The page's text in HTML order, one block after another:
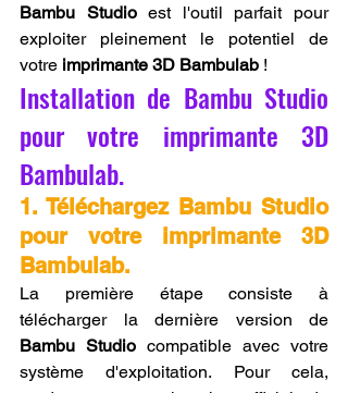
Bambu Studio est l'outil parfait pour
exploiter pleinement le potentiel de
votre imprimante 3D Bambulab !
Installation de Bambu Studio
pour votre imprimante 3D
Bambulab.
1. Téléchargez Bambu Studio
pour votre imprimante 3D
Bambulab.
La première étape consiste à
Bambu Studio compatible avec votre
système d'exploitation. Pour cela,